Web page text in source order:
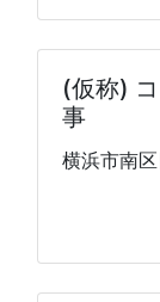
(仮称)
事
横浜市南